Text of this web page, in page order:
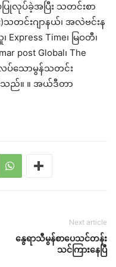
ပြုလုပ်ခဲ့အပြီး သတင်းစာ
သတင်းဂျာနယ်၊ အလဲဗင်းန
Express Time၊ မြဝတီ၊
post Global၊ The
ပ်သောမွန်သတင်း
စ်သည်။ ။ အယ်ဒီတာ
Next article
နွေရာသီမွန်စာပေသင်တန်း
သင်ကြားနေပြီ